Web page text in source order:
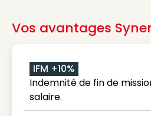
Vos avantages
IFM +10%
Indemnité de fin de
salaire.